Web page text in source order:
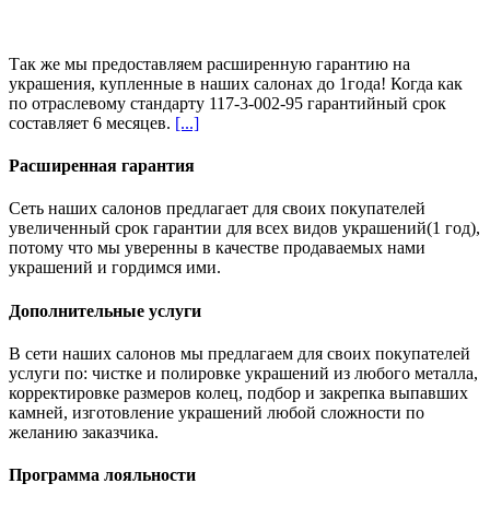
Так же мы предоставляем расширенную гарантию на
украшения, купленные в наших салонах до 1года! Когда как
по отраслевому стандарту 117-3-002-95 гарантийный срок
составляет 6 месяцев. [...]
Расширенная гарантия
Сеть наших салонов предлагает для своих покупателей
увеличенный срок гарантии для всех видов украшений(1 год),
потому что мы уверенны в качестве продаваемых нами
украшений и гордимся ими.
Дополнительные услуги
В сети наших салонов мы предлагаем для своих покупателей
услуги по: чистке и полировке украшений из любого металла,
корректировке размеров колец, подбор и закрепка выпавших
камней, изготовление украшений любой сложности по
желанию заказчика.
Программа лояльности